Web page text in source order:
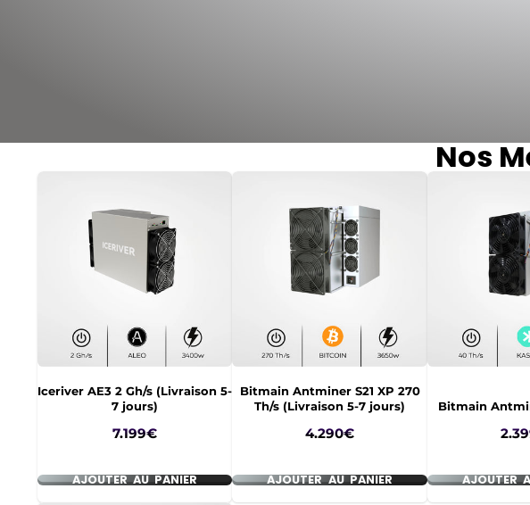
Nos
Iceriver AE3 2 Gh/s (Livraison 5-
7 jours)
Prix
7.199€
AJOUTER AU PANIER
Bitmain Antminer S21 XP 270
Th/s (Livraison 5-7 jours)
Prix
4.290€
AJOUTER AU PANIER
Bitmain
Prix
AJOUTER